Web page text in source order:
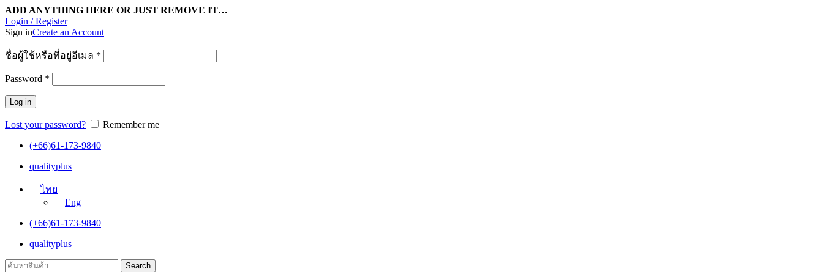
ADD ANYTHING HERE OR JUST REMOVE IT…
Login / Register
Sign inCreate an Account
ชื่อผู้ใช้หรือที่อยู่อีเมล *
Password *
Log in
Lost your password?
Remember me
(+66)61-173-9840
qualityplus
ไทย
Eng
(+66)61-173-9840
qualityplus
Search